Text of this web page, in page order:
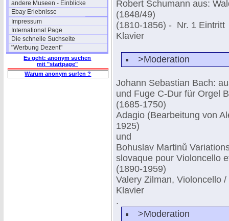
andere Museen - Einblicke
Ebay Erlebnisse
Impressum
International Page
Die schnelle Suchseite
"Werbung Dezent"
Es geht: anonym suchen
mit "startpage"
Warum anonym surfen ?
Robert Schumann aus:
(1848/49)
(1810-1856) - Nr. 1
Klavier
>Moderation
Johann Sebastian Bach:
und Fuge C-Dur für Orgel
(1685-1750)
Adagio (Bearbeitung von
1925)
und
Bohuslav Martinů
slovaque pour Violoncello
(1890-1959)
Valery Zilman, Violoncello
Klavier
.
>Moderation